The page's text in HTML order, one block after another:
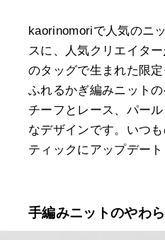
kaorinomoriで人気のニ
スに、人気クリエイター
のタッグで生まれた限
ふれるかぎ編みニット
チーフとレース、パー
なデザインです。いつ
ティックにアップデート
手編みニットのやわ